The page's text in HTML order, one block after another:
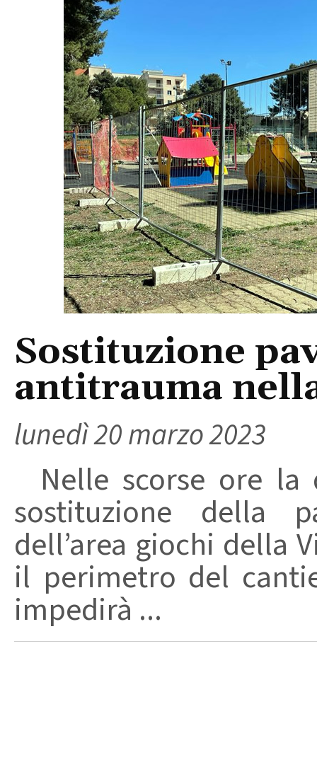
Sostituzione
antitrauma
lunedì 20 marzo 2023
Nelle scorse ore la
sostituzione della
dell’area giochi della
il perimetro del
impedirà ...